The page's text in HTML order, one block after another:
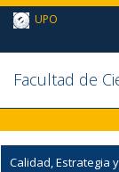
Ir al contenido
Ir a la cabecera
Ir al menú
UPO
Facultad de
Calidad, Estrategia